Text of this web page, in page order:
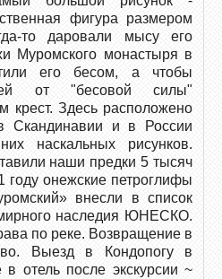
фигура размером
то даровали мысу его
Муромского монастыря в
его бесом, а чтобы
от "бесовой силы"
крест. Здесь расположено
Скандинавии и в России
наскальных рисунков.
наши предки 5 тысяч
году онежские петроглифы
внесли в список
наследия ЮНЕСКО.
по реке. Возвращение в
Выезд в Кондопогу в
отель после экскурсии ~